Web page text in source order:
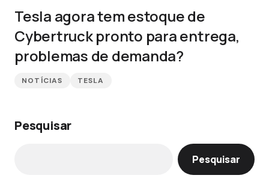
Tesla agora tem estoque de
Cybertruck pronto para entrega,
problemas de demanda?
NOTÍCIAS TESLA
Pesquisar
Pesquisar